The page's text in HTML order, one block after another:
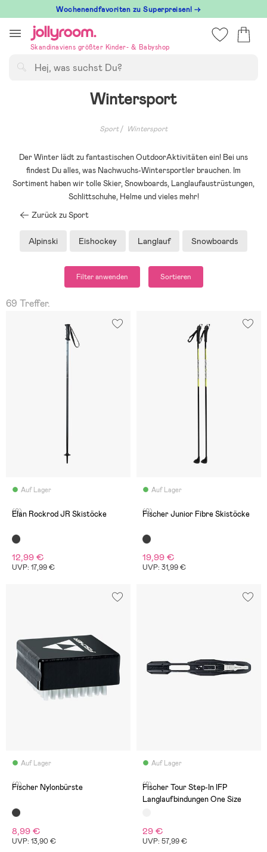
till
innehållet
Wochenendfavoriten zu Superpreisen! →
Skandinaviens größter Kinder- & Babyshop
Wintersport
Sport Wintersport
Der Winter lädt zu fantastischen OutdoorAktivitäten ein! Bei uns
findest Du alles, was Nachwuchs-Wintersportler brauchen. Im
Sortiment haben wir tolle Skier, Snowboards, Langlaufaustrüstungen,
Schlittschuhe, Helme und vieles mehr!
Zurück zu Sport
Alpinski Eishockey Langlauf Snowboards
Filter anwenden Sortieren
69 Treffer.
Auf Lager
(0)
Elan Rockrod JR Skistöcke
12,99 €
UVP: 17,99 €
Auf Lager
(0)
Fischer Junior Fibre Skistöcke
19,99 €
UVP: 31,99 €
Auf Lager
(0)
Fischer Nylonbürste
8,99 €
UVP: 13,90 €
Auf Lager
(2)
Fischer Tour Step-In IFP
Langlaufbindungen One Size
29 €
UVP: 57,99 €